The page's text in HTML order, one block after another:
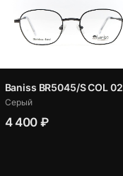
Baniss BR5045/S COL 02
Серый
4 400 ₽